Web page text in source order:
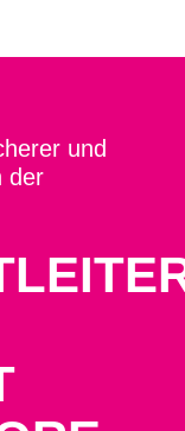
und
der